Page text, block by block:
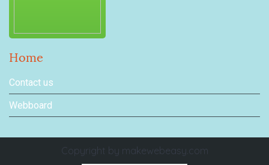
Home
Contact us
Webboard
Copyright by makewebeasy.com